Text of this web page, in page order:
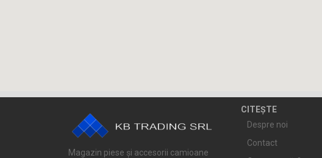
Magazin piese și accesorii camioane
CITEȘTE
Despre noi
Contact